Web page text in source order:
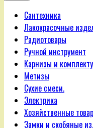
Сантехника
Лакокрасочные
Радиотовары
Ручной инструмент
Карнизы и
Метизы
Сухие смеси.
Электрика
Хозяйственные
Замки и скобяные